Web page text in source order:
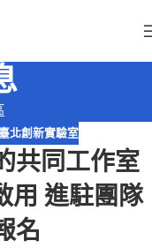
北創新實驗室
共同工作室
用 進駐團隊
名